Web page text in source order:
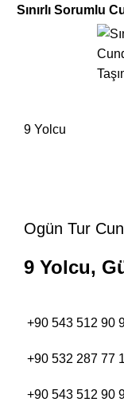
Sınırlı Sorumlu
9 Yolcu
Ogün Tur
9 Yolcu,
+90 543 512 90
+90 532 287 77
+90 543 512 90